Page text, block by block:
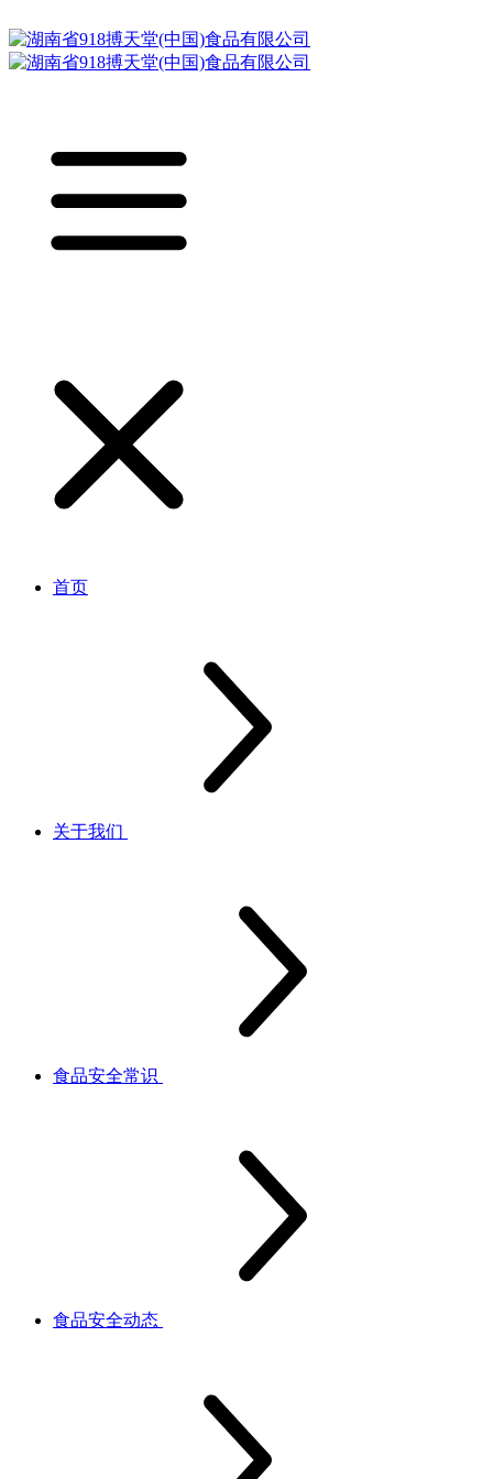
首页
关于我们
食品安全常识
食品安全动态